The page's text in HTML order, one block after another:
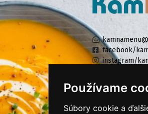
Používame
Súbory cookie a
facebook/
instagram/